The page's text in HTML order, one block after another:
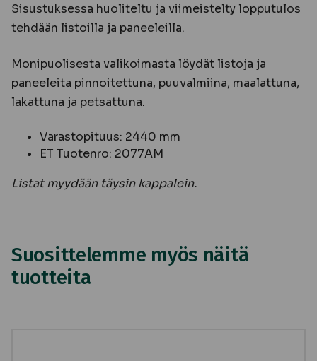
Sisustuksessa huoliteltu ja viimeistelty lopputulos
tehdään listoilla ja paneeleilla.
Monipuolisesta valikoimasta löydät listoja ja
paneeleita pinnoitettuna, puuvalmiina, maalattuna,
lakattuna ja petsattuna.
Varastopituus: 2440 mm
ET Tuotenro: 2077AM
Listat myydään täysin kappalein.
Suosittelemme myös näitä
tuotteita